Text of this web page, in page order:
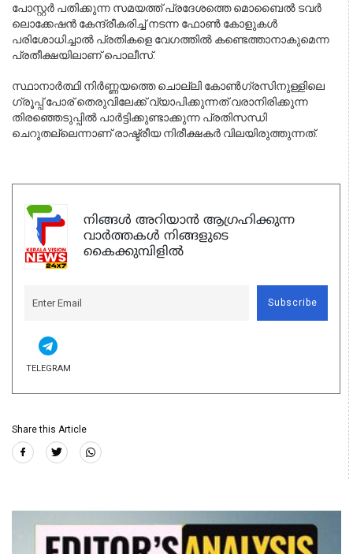
പോസ്റ്റർ പതിക്കുന്ന സമയത്ത് പ്രദേശത്തെ മൊബൈൽ ടവർ
ലൊക്കേഷൻ കേന്ദ്രീകരിച്ച് നടന്ന ഫോൺ കോളുകൾ
പരിശോധിച്ചാൽ പ്രതികളെ വേഗത്തിൽ കണ്ടെത്താനാകുമെന്ന
പ്രതീക്ഷയിലാണ് പൊലീസ്.
സ്ഥാനാർത്ഥി നിർണ്ണയത്തെ ചൊല്ലി കോൺഗ്രസിനുള്ളിലെ
ഗ്രൂപ്പ് പോര് തെരുവിലേക്ക് വ്യാപിക്കുന്നത് വരാനിരിക്കുന്ന
തിരഞ്ഞെടുപ്പിൽ പാർട്ടിക്കുണ്ടാക്കുന്ന പ്രതിസന്ധി
ചെറുതല്ലെന്നാണ് രാഷ്ട്രീയ നിരീക്ഷകർ വിലയിരുത്തുന്നത്.
നിങ്ങൾ അറിയാൻ ആഗ്രഹിക്കുന്ന
വാർത്തകൾ നിങ്ങളുടെ
കൈക്കുമ്പിളിൽ
Subscribe
TELEGRAM
Share this Article